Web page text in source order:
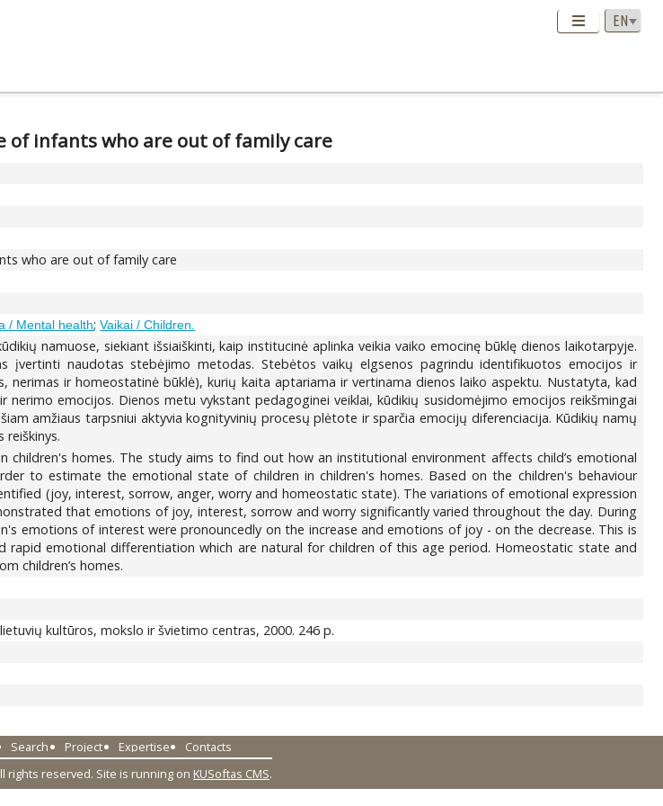
infants who are out of family care
who are out of family care
/ Mental health;Vaikai / Children.
namuose, siekiant išsiaiškinti, kaip institucinė aplinka veikia vaiko emocinę būklę dienos laikotarpyje.
įvertinti naudotas stebėjimo metodas. Stebėtos vaikų elgsenos pagrindu identifikuotos emocijos ir
nerimas ir homeostatinė būklė), kurių kaita aptariama ir vertinama dienos laiko aspektu. Nustatyta, kad
emocijos. Dienos metu vykstant pedagoginei veiklai, kūdikių susidomėjimo emocijos reikšmingai
amžiaus tarpsniui aktyvia kognityvinių procesų plėtote ir sparčia emocijų diferenciacija. Kūdikių namų
reiškinys.
children's homes. The study aims to find out how an institutional environment affects child’s emotional
to estimate the emotional state of children in children's homes. Based on the children's behaviour
(joy, interest, sorrow, anger, worry and homeostatic state). The variations of emotional expression
that emotions of joy, interest, sorrow and worry significantly varied throughout the day. During
emotions of interest were pronouncedly on the increase and emotions of joy - on the decrease. This is
emotional differentiation which are natural for children of this age period. Homeostatic state and
children’s homes.
kultūros, mokslo ir švietimo centras, 2000. 246 p.
Search Project Expertise
Contacts
rights reserved. Site is running on KUSoftas CMS.